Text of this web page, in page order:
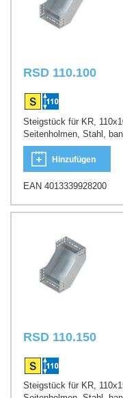
RSD 110.100
Steigstück für KR,
Seitenholmen, Stahl,
Hinzufügen
EAN 4013339928200
RSD 110.150
Steigstück für KR,